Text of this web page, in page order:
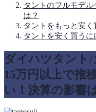
タントのフルモデ
は？
タントをもっと安く
タントを安く買うに
ダイハツタント
15万円以上で推
い！決算の影響